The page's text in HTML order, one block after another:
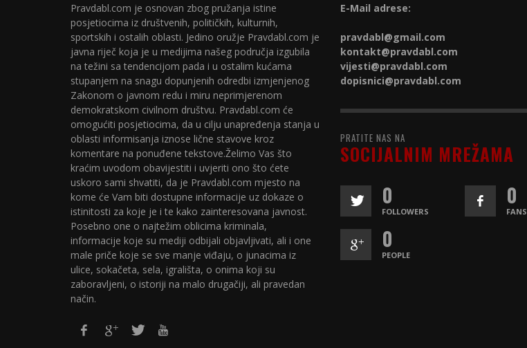
Pravdabl.com je osnovan zbog pružanja istine
posjetiocima iz društvenih, političkih, kulturnih,
sportskih i ostalih oblasti. Jedino oružje Pravdabl.com je
javna riječ koja je u medijima našeg područja izgubila
na težini sa tendencijom pada i u ostalim kućama
stupanjem na snagu dopunjenih odredbi izmjenjenog
Zakonom o javnom redu i miru neprimjerenom
demokratskom civilnom društvu. Pravdabl.com će
omogućiti posjetiocima, da u cilju unapređenja stanja u
oblasti informisanja iznose lične stavove kroz
komentare na ponuđene tekstove.Želimo Vas što
kraćim uvodom obavijestiti i uvjeriti ono što ćete
uskoro sami shvatiti, da je Pravdabl.com mjesto na
kome će Vam biti dostupne informacije uz dokaze o
istinitosti za koje je i te kako zainteresovana javnost.
Posebno one o najtežim oblicima kriminala,
informacije koje su mediji odbijali objavljivati, ali i one
male priče koje se sve manje viđaju, o junacima iz
ulice, sokačeta, sela, igrališta, o onima koji su
zaboravljeni, o istoriji na malo drugačiji, ali pravedan
način.
E-Mail adrese:
pravdabl@gmail.com
kontakt@pravdabl.com
vijesti@pravdabl.com
dopisnici@pravdabl.com
PRATITE NAS NA
SOCIJALNIM MREŽAMA
0
FOLLOWERS
0
FANS
0
PEOPLE